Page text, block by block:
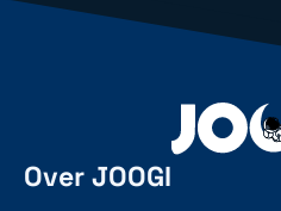
Over JOOGI